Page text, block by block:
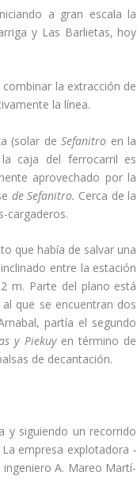
a gran escala la
y Las Barlietas, hoy
la extracción de
la lí­nea.
(solar deSefanitro en la
caja del ferrocarril es
aprovechado por la
de Sefanitro. Cerca de la
cargaderos.
que habí­a de salvar una
entre la estación
m. Parte del plano está
que se encuentran dos
partí­a el segundo
y Piekuy en término de
de decantación.
y siguiendo un recorrido
empresa explotadora-
ingeniero A. Mareo Martí­